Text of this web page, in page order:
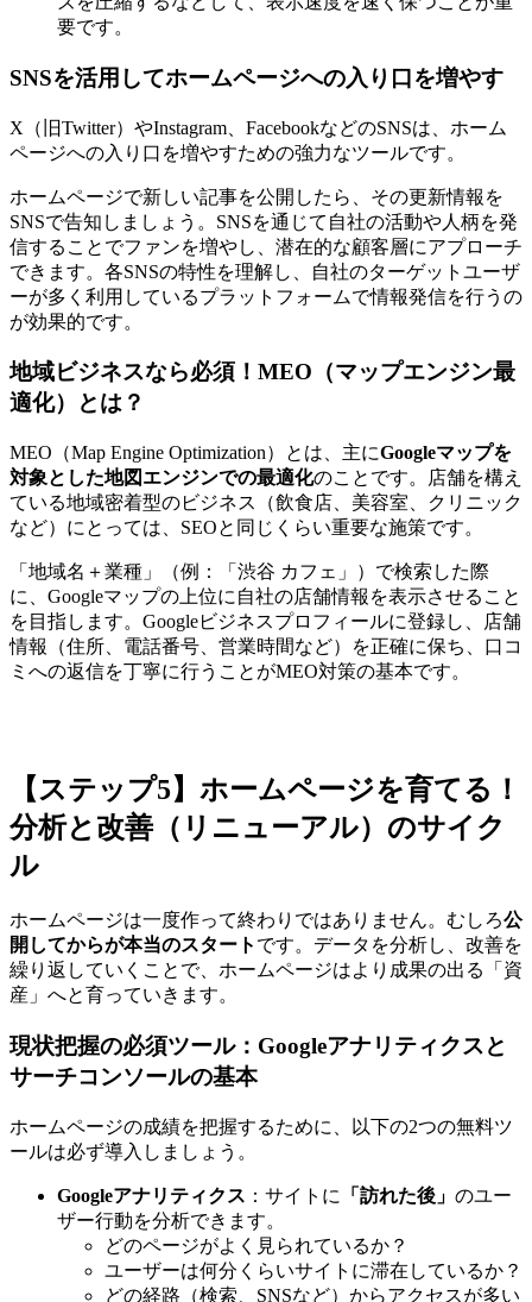
要です。
SNSを活用してホームページへの入り口を増やす
X（旧Twitter）やInstagram、FacebookなどのSNSは、ホーム
ページへの入り口を増やすための強力なツールです。
ホームページで新しい記事を公開したら、その更新情報を
SNSで告知しましょう。SNSを通じて自社の活動や人柄を発
信することでファンを増やし、潜在的な顧客層にアプローチ
できます。各SNSの特性を理解し、自社のターゲットユーザ
ーが多く利用しているプラットフォームで情報発信を行うの
が効果的です。
地域ビジネスなら必須！MEO（マップエンジン最
適化）とは？
MEO（Map Engine Optimization）とは、主にGoogleマップを
対象とした地図エンジンでの最適化のことです。店舗を構え
ている地域密着型のビジネス（飲食店、美容室、クリニック
など）にとっては、SEOと同じくらい重要な施策です。
「地域名＋業種」（例：「渋谷 カフェ」）で検索した際
に、Googleマップの上位に自社の店舗情報を表示させること
を目指します。Googleビジネスプロフィールに登録し、店舗
情報（住所、電話番号、営業時間など）を正確に保ち、口コ
ミへの返信を丁寧に行うことがMEO対策の基本です。
【ステップ5】ホームページを育てる！
分析と改善（リニューアル）のサイク
ル
ホームページは一度作って終わりではありません。むしろ公
開してからが本当のスタート です。データを分析し、改善を
繰り返していくことで、ホームページはより成果の出る「資
産」へと育っていきます。
現状把握の必須ツール：Googleアナリティクスと
サーチコンソールの基本
ホームページの成績を把握するために、以下の2つの無料ツ
ールは必ず導入しましょう。
Googleアナリティクス ：サイトに 「訪れた後」 のユー
ザー行動を分析できます。
どのページがよく見られているか？
ユーザーは何分くらいサイトに滞在しているか？
どの経路（検索、SNSなど）からアクセスが多い